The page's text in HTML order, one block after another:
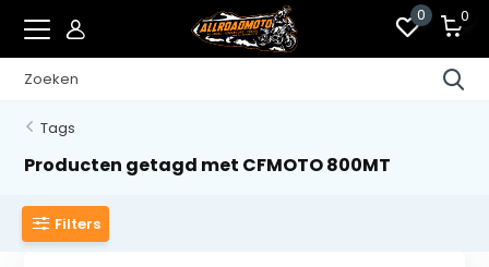
0 0
Tags
Producten getagd met CFMOTO 800MT
Filters